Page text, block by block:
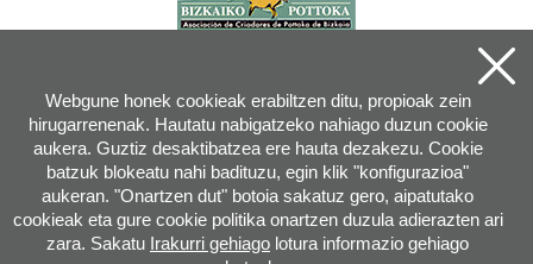
Webgune honek cookieak erabiltzen ditu, propioak zein
hirugarrenenak. Hautatu nabigatzeko nahiago duzun cookie
aukera. Guztiz desaktibatzea ere hauta dezakezu. Cookie
batzuk blokeatu nahi badituzu, egin klik "konfigurazioa"
aukeran. "Onartzen dut" botoia sakatuz gero, aipatutako
cookieak eta gure cookie politika onartzen duzula adierazten ari
zara. Sakatu Irakurri gehiago lotura informazio gehiago